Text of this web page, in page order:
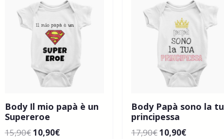
Body Il mio papà è un
Supereroe
15,90€10,90€
Body Papà sono la
principessa
17,90€10,90€